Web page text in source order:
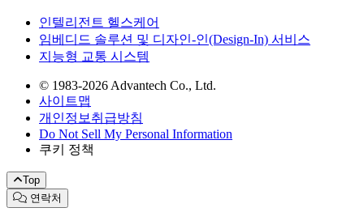
인텔리전트 헬스케어
임베디드 솔루션 및 디자인-인(Design-In) 서비스
지능형 교통 시스템
© 1983-2026 Advantech Co., Ltd.
사이트맵
개인정보취급방침
Do Not Sell My Personal Information
쿠키 정책
Top
연락처